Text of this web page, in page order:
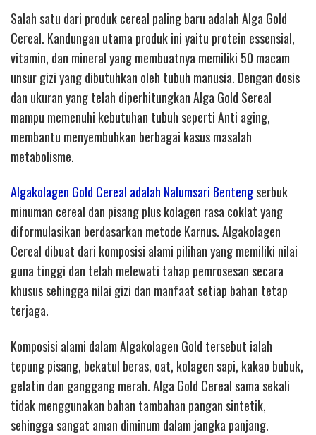
Salah satu dari produk cereal paling baru adalah Alga Gold
Cereal. Kandungan utama produk ini yaitu protein essensial,
vitamin, dan mineral yang membuatnya memiliki 50 macam
unsur gizi yang dibutuhkan oleh tubuh manusia. Dengan dosis
dan ukuran yang telah diperhitungkan Alga Gold Sereal
mampu memenuhi kebutuhan tubuh seperti Anti aging,
membantu menyembuhkan berbagai kasus masalah
metabolisme.
Algakolagen Gold Cereal adalah Nalumsari Bentengserbuk
minuman cereal dan pisang plus kolagen rasa coklat yang
diformulasikan berdasarkan metode Karnus. Algakolagen
Cereal dibuat dari komposisi alami pilihan yang memiliki nilai
guna tinggi dan telah melewati tahap pemrosesan secara
khusus sehingga nilai gizi dan manfaat setiap bahan tetap
terjaga.
Komposisi alami dalam Algakolagen Gold tersebut ialah
tepung pisang, bekatul beras, oat, kolagen sapi, kakao bubuk,
gelatin dan ganggang merah. Alga Gold Cereal sama sekali
tidak menggunakan bahan tambahan pangan sintetik,
sehingga sangat aman diminum dalam jangka panjang.